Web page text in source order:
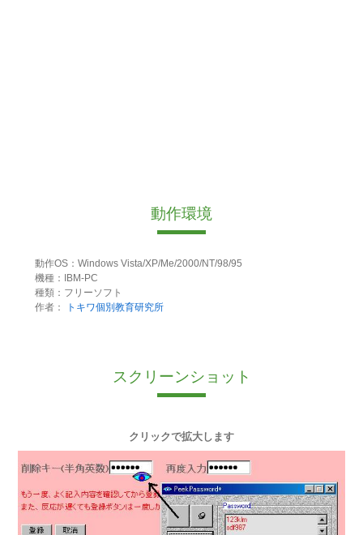
動作環境
動作OS：Windows Vista/XP/Me/2000/NT/98/95
機種：IBM-PC
種類：フリーソフト
作者：
トキワ個別教育研究所
スクリーンショット
クリックで拡大します